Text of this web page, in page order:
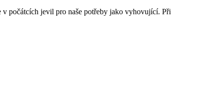
počátcích jevil pro naše potřeby jako vyhovující. Při